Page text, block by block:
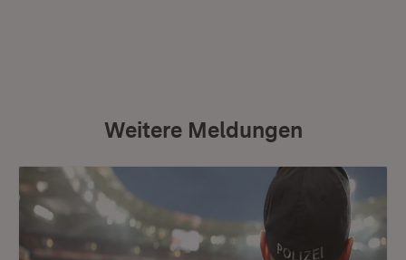
Weitere Meldungen